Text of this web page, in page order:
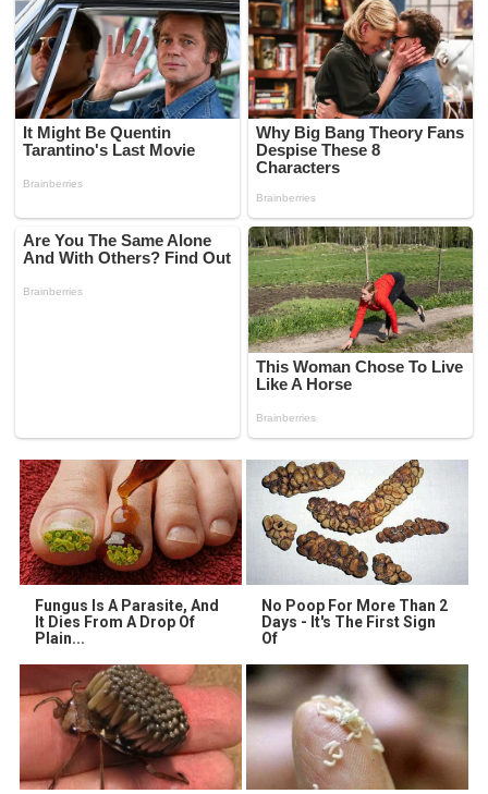
Fungus Is A Parasite, And
It Dies From A Drop Of
Plain...
No Poop For More Than 2
Days - It's The First Sign
Of